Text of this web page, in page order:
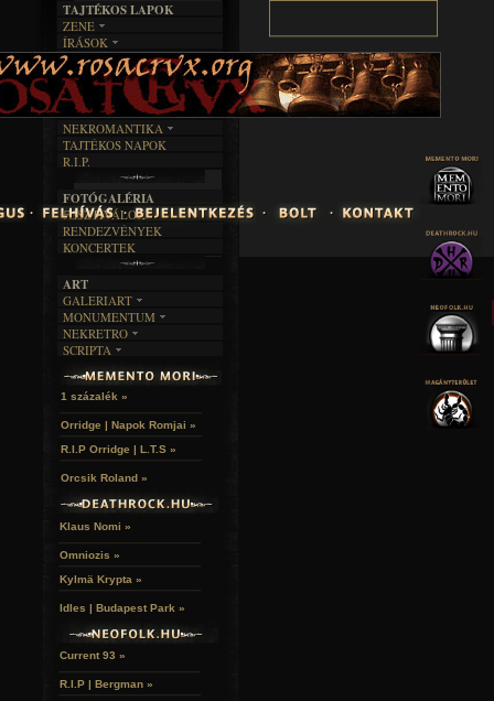
TAJTÉKOS LAPOK
ZENE
EGYÜTTESEK
INTERJÚK
FORDÍTÁSOK
DALSZÖVEGEK
ÍRÁSOK
IRODALOM
FILM
MŰVÉSZET
ÍRÁSTÖRTÉNET
BOSZORKÁNYKONYHA
FEKETE HUMOR
KÉPES
SZÖVEGES
RENDEZVÉNYEK
NEKROMANTIKA
AKTUÁLIS
A MÚLT
TAJTÉKOS NAPOK
R.I.P.
FOTÓGALÉRIA
FESZTIVÁLOK
RENDEZVÉNYEK
KONCERTEK
ART
GALERIART
ARTGALERI
KÉPREGÉNYEK
LAKÁSKULTS
MONUMENTUM
TEMETŐK
TEMPLOMOK
VÁRAK
HELYEK
NEKRETRO
SZUBKULT
FEKETE LYUK
RELIKVIÁK
SCRIPTA
NOVELLÁK
VERSEK
1 százalék »
Orridge | Napok Romjai »
R.I.P Orridge | L.T.S »
Orcsik Roland »
Klaus Nomi »
Omniozis »
Kylmä Krypta »
Idles | Budapest Park »
Current 93 »
R.I.P | Bergman »